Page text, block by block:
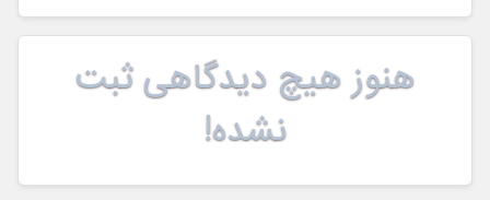
هنوز هیچ دیدگاهی ثبت
نشده!